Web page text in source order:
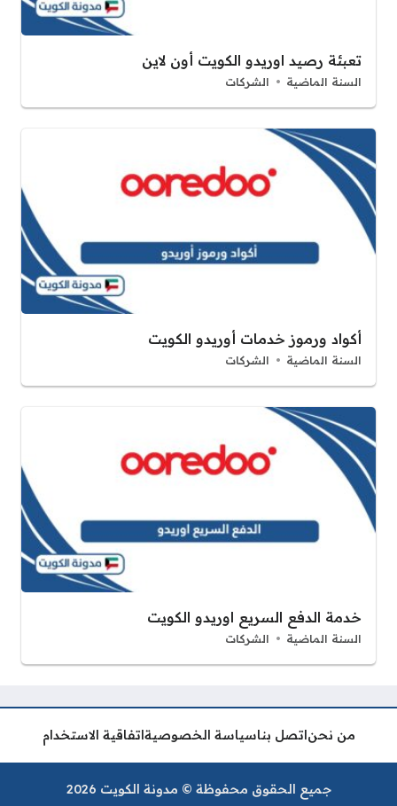
تعبئة رصيد اوريدو الكويت أون لاين
السنة الماضية الشركات
أكواد ورموز خدمات أوريدو الكويت
السنة الماضية الشركات
خدمة الدفع السريع اوريدو الكويت
السنة الماضية الشركات
من نحناتصل بناسياسة الخصوصيةاتفاقية الاستخدام
جميع الحقوق محفوظة © مدونة الكويت 2026